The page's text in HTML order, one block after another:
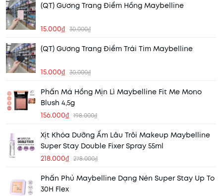
(QT) Gương Trang Điểm Hồng Maybelline
15.000₫ 30.000₫
(QT) Gương Trang Điểm Trái Tim Maybelline
15.000₫ 30.000₫
Phấn Má Hồng Mịn Lì Maybelline Fit Me Mono
Blush 4,5g
156.000₫ 198.000₫
Xịt Khóa Dưỡng Ẩm Lâu Trôi Makeup Maybelline
Super Stay Double Fixer Spray 55ml
218.000₫ 278.000₫
Phấn Phủ Maybelline Dạng Nén Super Stay Up To
30H Flex